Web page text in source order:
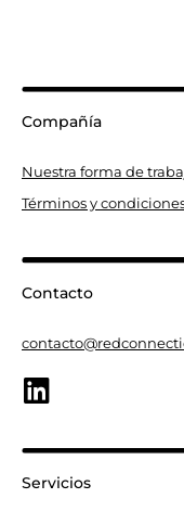
Compañía
Nuestra forma de
Términos y
Servicios
Contacto